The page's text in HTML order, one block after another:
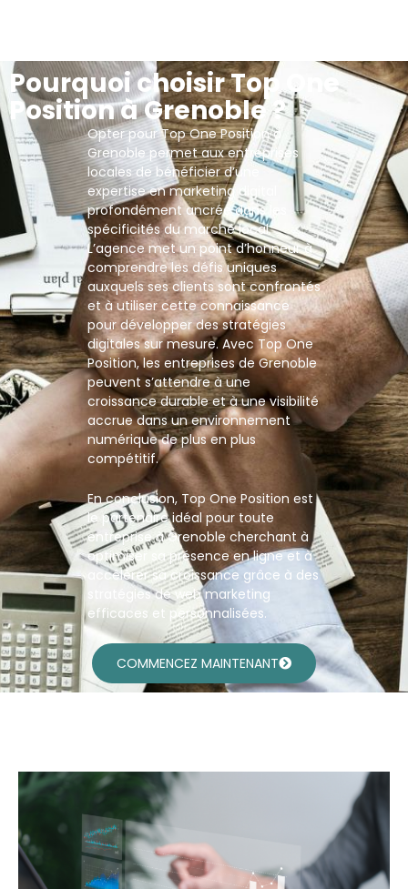
Pourquoi choisir Top One
Position à Grenoble ?
Opter pour Top One Position à
Grenoble permet aux entreprises
locales de bénéficier d’une
expertise en marketing digital
profondément ancrée dans les
spécificités du marché local.
L’agence met un point d’honneur à
comprendre les défis uniques
auxquels ses clients sont confrontés
et à utiliser cette connaissance
pour développer des stratégies
digitales sur mesure. Avec Top One
Position, les entreprises de Grenoble
peuvent s’attendre à une
croissance durable et à une visibilité
accrue dans un environnement
numérique de plus en plus
compétitif.
En conclusion, Top One Position est
le partenaire idéal pour toute
entreprise à Grenoble cherchant à
optimiser sa présence en ligne et à
accélérer sa croissance grâce à des
stratégies de web marketing
efficaces et personnalisées.
COMMENCEZ MAINTENANT